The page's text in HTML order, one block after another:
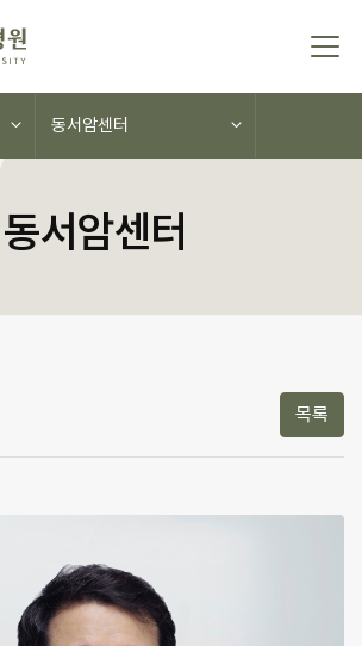
동서암센터
동서암센터
목록